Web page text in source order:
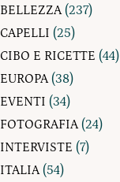
BELLEZZA(237)
CAPELLI (25)
CIBO E RICETTE (44)
EUROPA(38)
EVENTI (34)
FOTOGRAFIA(24)
INTERVISTE (7)
ITALIA(54)